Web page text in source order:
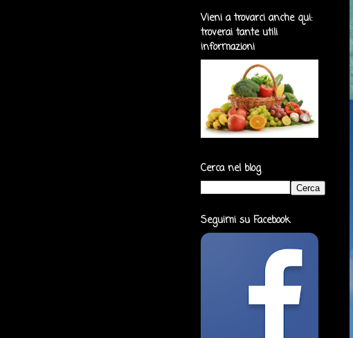
Vieni a trovarci anche qui:
troverai tante utili
informazioni
Cerca nel blog
Seguimi su Facebook